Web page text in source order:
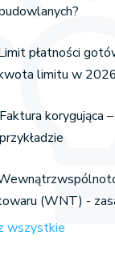
płatności
limitu w
Faktura korygująca
przykładzie
(WNT) -
wszystkie